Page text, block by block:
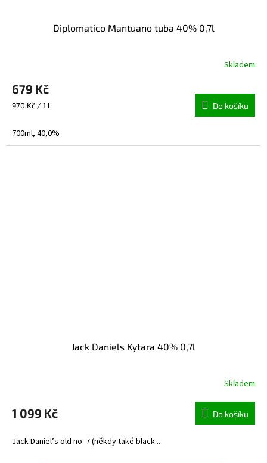
Diplomatico Mantuano tuba 40% 0,7l
Skladem
679 Kč
Měrná
970 Kč / 1 l Do košíku
700ml, 40,0%
Jack Daniels Kytara 40% 0,7l
Skladem
1 099 Kč Do košíku
Jack Daniel’s old no. 7 (někdy také black...